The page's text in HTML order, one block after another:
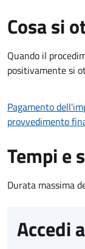
Cosa si
Quando il
positivamente si
Pagamento
provvedimento
Tempi e
Durata massima
Accedi